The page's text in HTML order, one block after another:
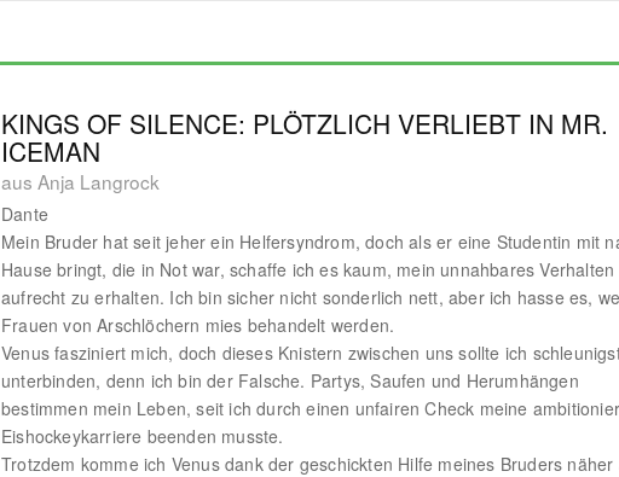
KINGS OF SILENCE: PLÖTZLICH VERLIEBT IN MR.
ICEMAN
aus Anja Langrock
Dante
Mein Bruder hat seit jeher ein Helfersyndrom, doch als er eine Studentin mit
Hause bringt, die in Not war, schaffe ich es kaum, mein unnahbares Verhalten
aufrecht zu erhalten. Ich bin sicher nicht sonderlich nett, aber ich hasse es,
Frauen von Arschlöchern mies behandelt werden.
Venus fasziniert mich, doch dieses Knistern zwischen uns sollte ich
unterbinden, denn ich bin der Falsche. Partys, Saufen und Herumhängen
bestimmen mein Leben, seit ich durch einen unfairen Check meine
Eishockeykarriere beenden musste.
Trotzdem komme ich Venus dank der geschickten Hilfe meines Bruders näher